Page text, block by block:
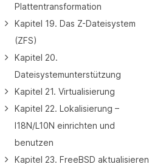
Plattentransformation
Kapitel 19. Das Z-Dateisystem
(ZFS)
Kapitel 20.
Dateisystemunterstützung
Kapitel 21. Virtualisierung
Kapitel 22. Lokalisierung –
I18N/L10N einrichten und
benutzen
Kapitel 23. FreeBSD aktualisieren